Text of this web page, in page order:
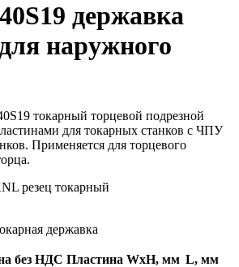
державка
наружного
токарный торцевой подрезной
для токарных станков с ЧПУ
Применяется для торцевого
державка
без НДС Пластина WxH, мм L, мм